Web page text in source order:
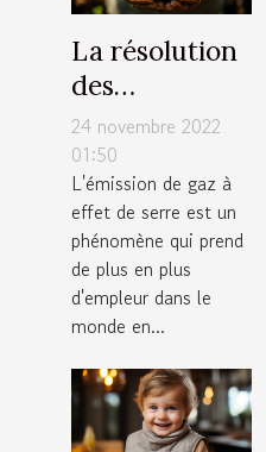
La résolution
des
entreprises
vers une
émission de
zéro pourcent
de carbone
d'ici 2030
est-elle
possible ?
24 novembre 2022
01:50
L'émission de gaz à
effet de serre est un
phénomène qui prend
de plus en plus
d'empleur dans le
monde en...